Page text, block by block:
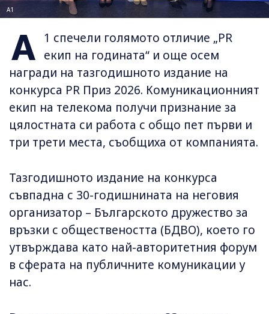
А1
А 1 спечели голямото отличие „PR
екип на годината“ и още осем
награди на тазгодишното издание на
конкурса PR Приз 2026. Комуникационният
екип на телекома получи признание за
цялостната си работа с общо пет първи и
три трети места, съобщиха от компанията.
Тазгодишното издание на конкурса
съвпадна с 30-годишнината на неговия
организатор – Българското дружество за
връзки с обществеността (БДВО), което го
утвърждава като най-авторитетния форум
в сферата на публичните комуникации у
нас.